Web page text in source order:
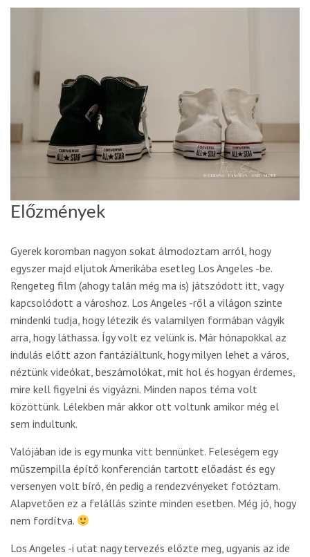
Előzmények
Gyerek koromban nagyon sokat álmodoztam arról, hogy
egyszer majd eljutok Amerikába esetleg Los Angeles -be.
Rengeteg film (ahogy talán még ma is) játszódott itt, vagy
kapcsolódott a városhoz. Los Angeles -ről a világon szinte
mindenki tudja, hogy létezik és valamilyen formában vágyik
arra, hogy láthassa. Így volt ez velünk is. Már hónapokkal az
indulás előtt azon fantáziáltunk, hogy milyen lehet a város,
néztünk videókat, beszámolókat, mit hol és hogyan érdemes,
mire kell figyelni és vigyázni. Minden napos téma volt
közöttünk. Lélekben már akkor ott voltunk amikor még el
sem indultunk.
Valójában ide is egy munka vitt bennünket. Feleségem egy
műszempilla építő konferencián tartott előadást és egy
versenyen volt bíró, én pedig a rendezvényeket fotóztam.
Alapvetően ez a felállás szinte minden esetben. Még jó, hogy
nem fordítva.
Los Angeles -i utat nagy tervezés előzte meg, ugyanis az ide